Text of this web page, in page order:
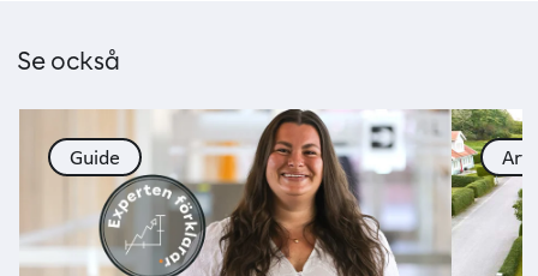
Se också
Guide